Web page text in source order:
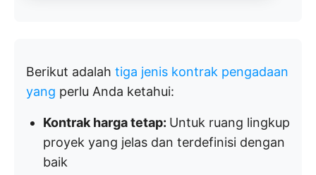
Berikut adalah tiga jenis kontrak pengadaan
yang perlu Anda ketahui:
Kontrak harga tetap: Untuk ruang lingkup
proyek yang jelas dan terdefinisi dengan
baik